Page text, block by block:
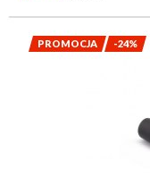
PROMOCJA -24%